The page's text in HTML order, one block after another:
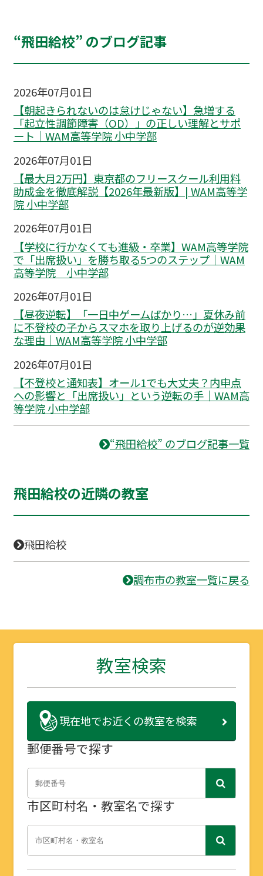
“飛田給校” のブログ記事
2026年07月01日
【朝起きられないのは怠けじゃない】急増する
「起立性調節障害（OD）」の正しい理解とサポ
ート｜WAM高等学院 小中学部
2026年07月01日
【最大月2万円】東京都のフリースクール利用料
助成金を徹底解説【2026年最新版】| WAM高等学
院 小中学部
2026年07月01日
【学校に行かなくても進級・卒業】WAM高等学院
で「出席扱い」を勝ち取る5つのステップ｜WAM
高等学院 小中学部
2026年07月01日
【昼夜逆転】「一日中ゲームばかり…」夏休み前
に不登校の子からスマホを取り上げるのが逆効果
な理由｜WAM高等学院 小中学部
2026年07月01日
【不登校と通知表】オール1でも大丈夫？内申点
への影響と「出席扱い」という逆転の手｜WAM高
等学院 小中学部
“飛田給校” のブログ記事一覧
飛田給校の近隣の教室
飛田給校
調布市の教室一覧に戻る
教室検索
現在地でお近くの教室を検索
郵便番号で探す
市区町村名・教室名で探す